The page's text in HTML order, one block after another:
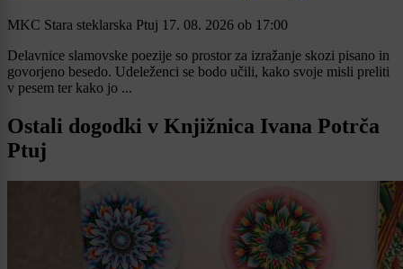
MKC Stara steklarska Ptuj 17. 08. 2026 ob 17:00
Delavnice slamovske poezije so prostor za izražanje skozi pisano in
govorjeno besedo. Udeleženci se bodo učili, kako svoje misli preliti
v pesem ter kako jo ...
Ostali dogodki v Knjižnica Ivana Potrča
Ptuj